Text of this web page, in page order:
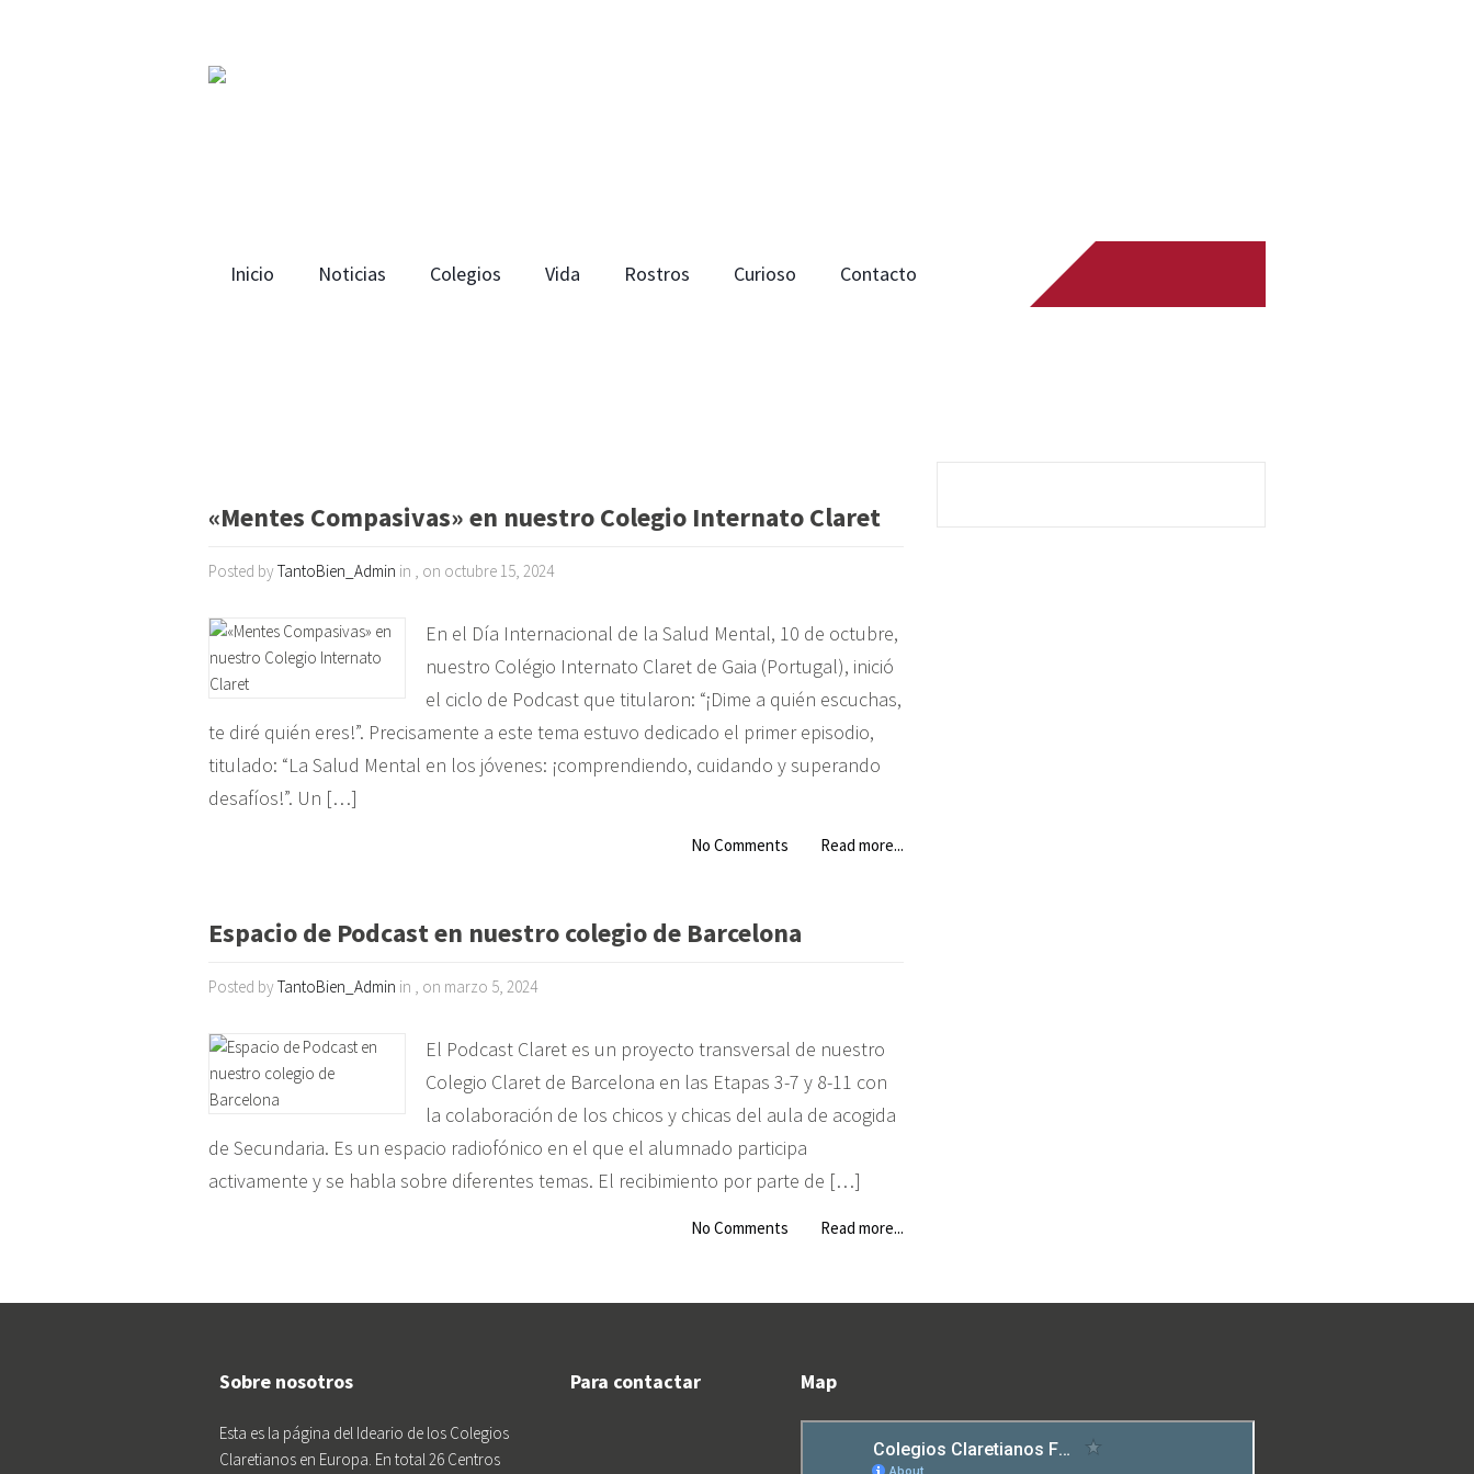
Inicio Noticias Colegios Vida Rostros Curioso Contacto
«Mentes Compasivas» en nuestro Colegio Internato Claret
Posted by TantoBien_Admin in , on octubre 15, 2024
En el Día Internacional de la Salud Mental, 10 de octubre,
nuestro Colégio Internato Claret de Gaia (Portugal), inició
el ciclo de Podcast que titularon: “¡Dime a quién escuchas,
te diré quién eres!”. Precisamente a este tema estuvo dedicado el primer episodio,
titulado: “La Salud Mental en los jóvenes: ¡comprendiendo, cuidando y superando
desafíos!”. Un […]
No Comments Read more...
Espacio de Podcast en nuestro colegio de Barcelona
Posted by TantoBien_Admin in , on marzo 5, 2024
El Podcast Claret es un proyecto transversal de nuestro
Colegio Claret de Barcelona en las Etapas 3-7 y 8-11 con
la colaboración de los chicos y chicas del aula de acogida
de Secundaria. Es un espacio radiofónico en el que el alumnado participa
activamente y se habla sobre diferentes temas. El recibimiento por parte de […]
No Comments Read more...
Sobre nosotros
Esta es la página del Ideario de los Colegios
Claretianos en Europa. En total 26 Centros
Para contactar Map